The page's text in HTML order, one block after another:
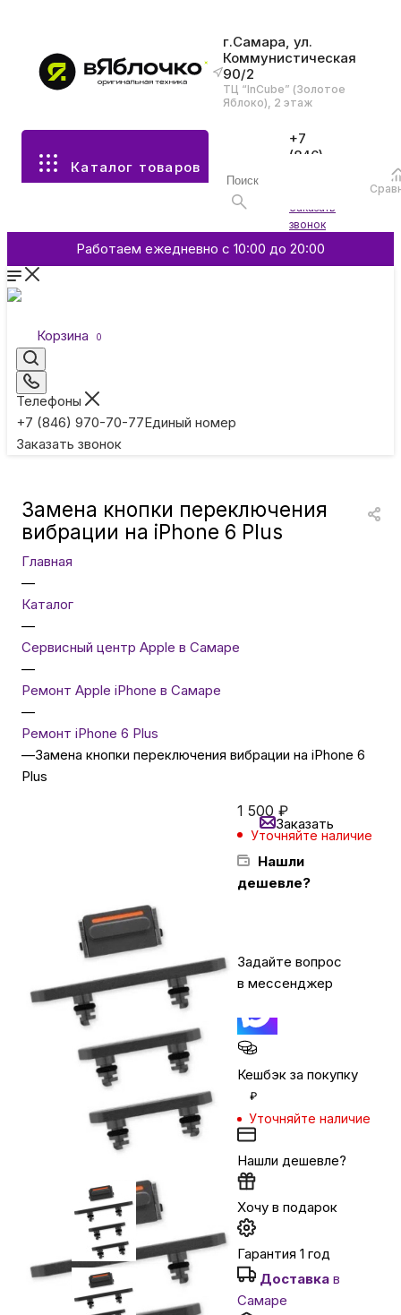
г.Самара, ул.
Коммунистическая
90/2
ТЦ “InCube” (Золотое
Яблоко), 2 этаж
Каталог товаров
+7
(846)
Заказать
звонок
Работаем ежедневно с 10:00 до 20:00
Корзина 0
Телефоны
+7 (846) 970-70-77Единый номер
Заказать звонок
Все разделы каталога
Аксессуары
Смартфоны и гаджеты
Умные кольца
Товары для детей
Бытовая техника
Сумки и чемоданы
Для дома и дачи
LEGO
Для домашних питомцев
Умный дом и безопасность
Автомобильные аксессуары
Сервисный центр Apple в Самаре
Замена кнопки переключения
вибрации на iPhone 6 Plus
Главная
—
Каталог
—
Сервисный центр Apple в Самаре
—
Ремонт Apple iPhone в Самаре
—
Ремонт iPhone 6 Plus
—Замена кнопки переключения вибрации на iPhone 6
Plus
1 500 ₽
Уточняйте наличие
Нашли
дешевле?
Заказать
Задайте вопрос
в мессенджер
Кешбэк за покупку
₽
Уточняйте наличие
Нашли дешевле?
Хочу в подарок
Гарантия 1 год
Доставка в
Самаре